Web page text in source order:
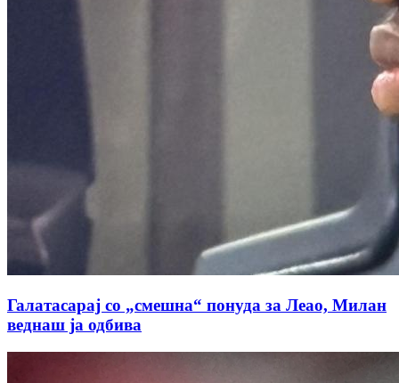
Галатасарај со „смешна“ понуда за Леао, Милан
веднаш ја одбива